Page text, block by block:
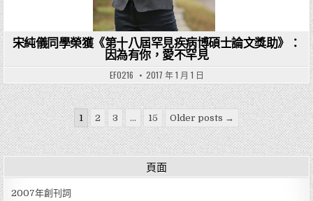
宋純儀同學榮獲《第十八屆罕見疾病博碩士論文獎助》：
因為有你，愛不罕見
EF0216 2017 年 1 月 1 日
文章分頁1 2 3 ... 15 Older posts →
頁面
2007年創刊詞